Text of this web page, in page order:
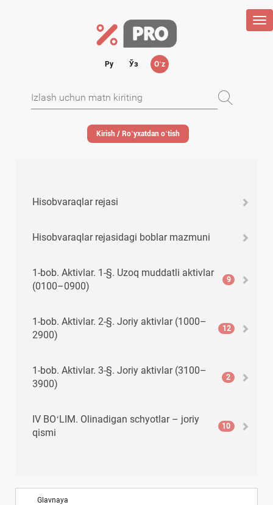
Ру Ўз Oʻz
Kirish / Roʻyхatdan oʻtish
Hisobvaraqlar rejasi
Hisobvaraqlar rejasidagi boblar mazmuni
1-bob. Aktivlar. 1-§. Uzoq muddatli aktivlar
(0100–0900)
9
1-bob. Aktivlar. 2-§. Joriy aktivlar (1000–
2900)
12
1-bob. Aktivlar. 3-§. Joriy aktivlar (3100–
3900)
2
IV BOʻLIM. Olinadigan schyotlar – joriy
qismi
10
Glavnaya